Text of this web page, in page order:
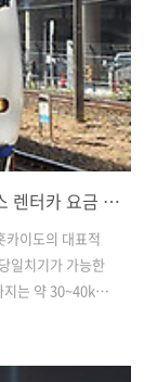
됩니다. 이 시기
삿포로에서 오타루 가는 방법, JR 전철 버스 렌터카 요금 장단점 주의할 점
카이도의 대표적
일치기가 가능한
지는 약 30~40km
도 다양하기 때
방법을 비교하고